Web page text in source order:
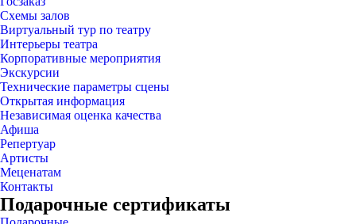
Схемы залов
Виртуальный тур по театру
Интерьеры театра
Корпоративные мероприятия
Экскурсии
Технические параметры сцены
Открытая информация
Независимая оценка качества
Афиша
Репертуар
Артисты
Меценатам
Контакты
Подарочные сертификаты